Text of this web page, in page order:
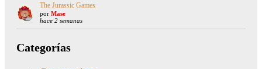
The Jurassic Games
por Mase
hace 2 semanas
Categorías